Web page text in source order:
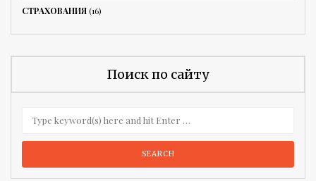
СТРАХОВАНИЯ(16)
Поиск по сайту